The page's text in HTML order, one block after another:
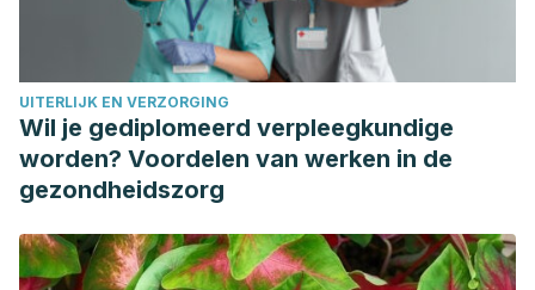
https://doi.org/10.1093/rheumatology/keq204
Llorach, R., Espín, J. C., Tomás-Barberán, F. A., & Ferreres,
F. (2002). Artichoke (Cynara scolymus L.) Byproducts as a
potential source of health-promoting antioxidant phenolics.
Journal of Agricultural and Food Chemistry.
https://doi.org/10.1021/jf0200570
& García-Viguera, C. (2010). Natural bioactive compounds
of Citrus limon for food and health. Journal of
UITERLIJK EN VERZORGING
Wil je gediplomeerd verpleegkundige
worden? Voordelen van werken in de
gezondheidszorg